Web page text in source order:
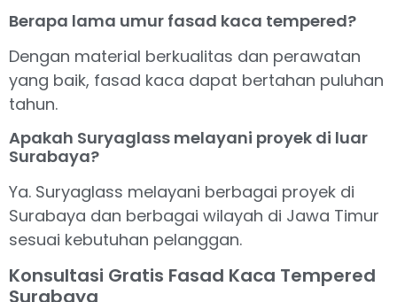
Berapa lama umur fasad kaca tempered?
Dengan material berkualitas dan perawatan
yang baik, fasad kaca dapat bertahan puluhan
tahun.
Apakah Suryaglass melayani proyek di luar
Surabaya?
Ya. Suryaglass melayani berbagai proyek di
Surabaya dan berbagai wilayah di Jawa Timur
sesuai kebutuhan pelanggan.
Konsultasi Gratis Fasad Kaca Tempered
Surabaya